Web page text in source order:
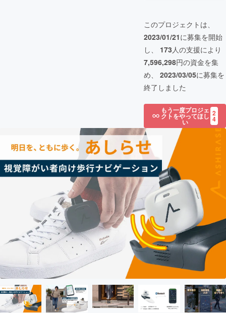
このプロジェクトは、
2023/01/21に募集を開始
し、 173人の支援により
7,596,298円の資金を集
め、 2023/03/05に募集を
終了しました
もう一度プロジェ
クトをやってほし
い
2
4